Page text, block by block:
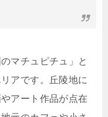
マチュピチュ」と
アです。丘陵地に
アート作品が点在